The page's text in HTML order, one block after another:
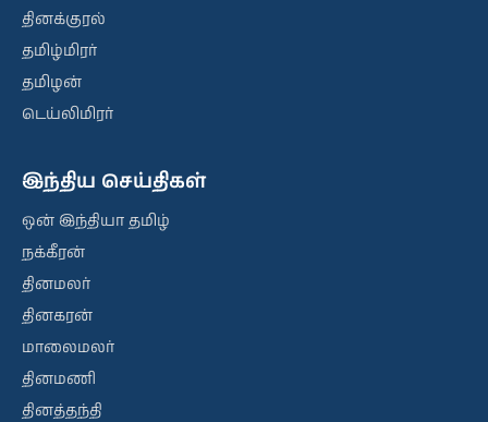
தினக்குரல்
தமிழ்மிரர்
தமிழன்
டெய்லிமிரர்
இந்திய செய்திகள்
ஒன் இந்தியா தமிழ்
நக்கீரன்
தினமலர்
தினகரன்
மாலைமலர்
தினமணி
தினத்தந்தி